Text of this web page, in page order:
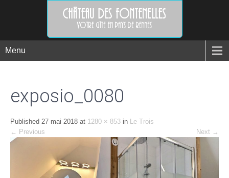
Menu
exposio_0080
Published 27 mai 2018 at 1280 × 853 in Le Trois
← Previous Next →